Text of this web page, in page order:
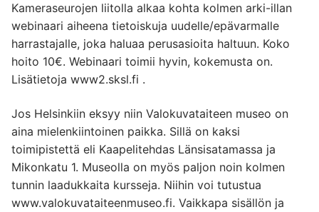
Kameraseurojen liitolla alkaa kohta kolmen arki-illan
webinaari aiheena tietoiskuja uudelle/epävarmalle
harrastajalle, joka haluaa perusasioita haltuun. Koko
hoito 10€. Webinaari toimii hyvin, kokemusta on.
Lisätietoja www2.sksl.fi .
Jos Helsinkiin eksyy niin Valokuvataiteen museo on
aina mielenkiintoinen paikka. Sillä on kaksi
toimipistettä eli Kaapelitehdas Länsisatamassa ja
Mikonkatu 1. Museolla on myös paljon noin kolmen
tunnin laadukkaita kursseja. Niihin voi tutustua
www.valokuvataiteenmuseo.fi. Vaikkapa sisällön ja